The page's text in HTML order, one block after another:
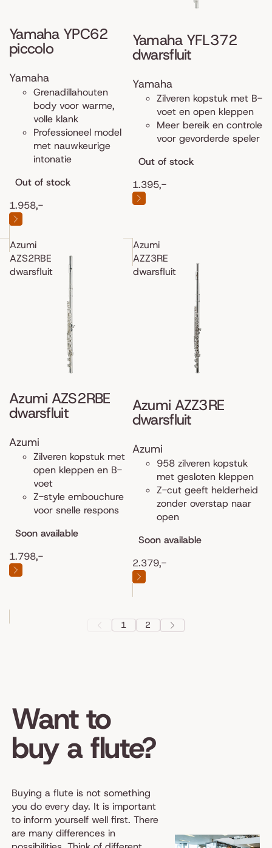
Yamaha YPC62
piccolo
Yamaha
Grenadillahouten
body voor warme,
volle klank
Professioneel model
met nauwkeurige
intonatie
Out of stock
1.958,-
Yamaha YFL372
dwarsfluit
Yamaha
Zilveren kopstuk met B-
voet en open kleppen
Meer bereik en controle
voor gevorderde speler
Out of stock
1.395,-
Azumi
AZS2RBE
dwarsfluit
Azumi AZS2RBE
dwarsfluit
Azumi
Zilveren kopstuk met
open kleppen en B-
voet
Z-style embouchure
voor snelle respons
Soon available
1.798,-
Azumi
AZZ3RE
dwarsfluit
Azumi AZZ3RE
dwarsfluit
Azumi
958 zilveren kopstuk
met gesloten kleppen
Z-cut geeft helderheid
zonder overstap naar
open
Soon available
2.379,-
1 2
Want to
buy a flute?
Buying a flute is not something
you do every day. It is important
to inform yourself well first. There
are many differences in